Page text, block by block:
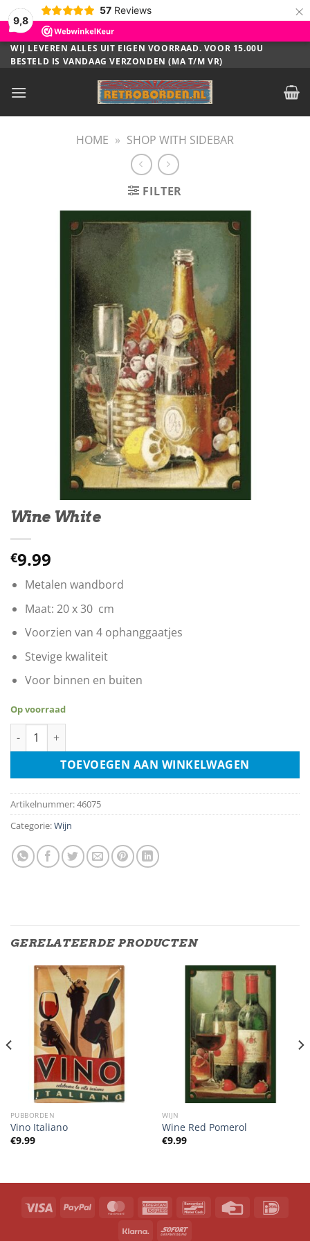
9,8
57 Reviews ×
Ga
naar
WIJ LEVEREN ALLES UIT EIGEN VOORRAAD. VOOR 15.00U
BESTELD IS VANDAAG VERZONDEN (MA T/M VR)
HOME » SHOP WITH SIDEBAR
FILTER
Wine White
€9.99
Metalen wandbord
Maat: 20 x 30 cm
Voorzien van 4 ophanggaatjes
Stevige kwaliteit
Voor binnen en buiten
Op voorraad
Wine White aantal
TOEVOEGEN AAN WINKELWAGEN
Artikelnummer:46075
Categorie:Wijn
GERELATEERDE PRODUCTEN
PUBBORDEN
Vino Italiano
€9.99
WIJN
Wine Red Pomerol
€9.99